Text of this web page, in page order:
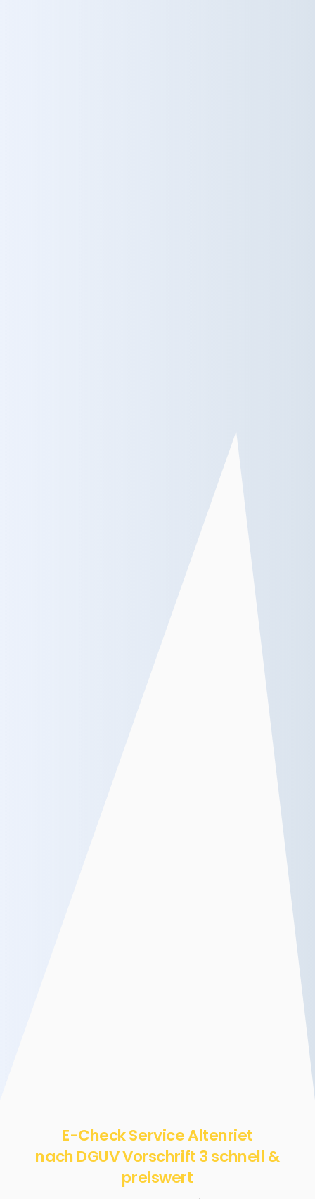
E-Check Service Altenriet
nach DGUV Vorschrift 3 schnell &
preiswert